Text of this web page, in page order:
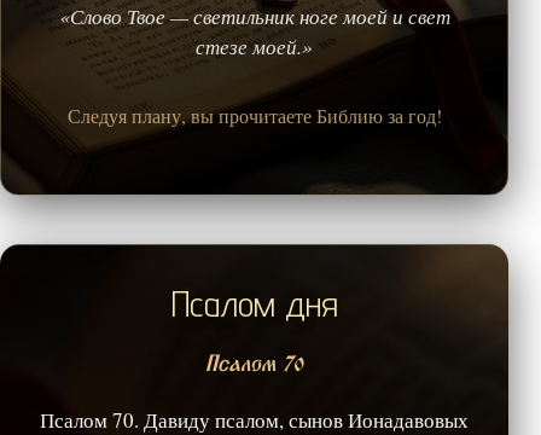
«Слово Твое — светильник ноге моей и свет
стезе моей.»
Следуя плану, вы прочитаете Библию за год!
Псалом дня
Псалом 70
Псалом 70. Давиду псалом, сынов Ионадавовых